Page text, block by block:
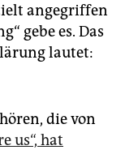
angegriffen
gebe es. Das
lautet:
die von
us“, hat